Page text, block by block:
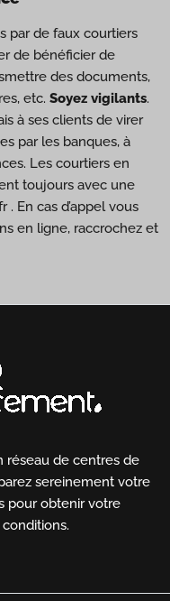
par de faux courtiers
de bénéficier de
des documents,
etc. Soyez vigilants.
à ses clients de virer
par les banques, à
Les courtiers en
toujours avec une
En cas d’appel vous
en ligne, raccrochez et
réseau de centres de
sereinement votre
pour obtenir votre